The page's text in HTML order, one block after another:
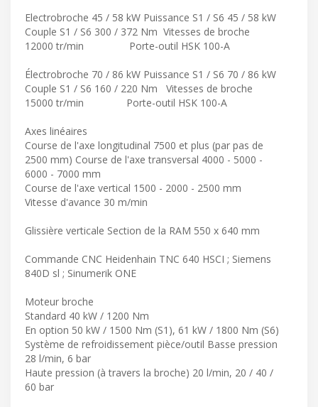
Electrobroche 45 / 58 kW Puissance S1 / S6 45 / 58 kW
Couple S1 / S6 300 / 372 Nm Vitesses de broche
12000 tr/min Porte-outil HSK 100-A
Électrobroche 70 / 86 kW Puissance S1 / S6 70 / 86 kW
Couple S1 / S6 160 / 220 Nm Vitesses de broche
15000 tr/min Porte-outil HSK 100-A
Axes linéaires
Course de l'axe longitudinal 7500 et plus (par pas de
2500 mm) Course de l'axe transversal 4000 - 5000 -
6000 - 7000 mm
Course de l'axe vertical 1500 - 2000 - 2500 mm
Vitesse d'avance 30 m/min
Glissière verticale Section de la RAM 550 x 640 mm
Commande CNC Heidenhain TNC 640 HSCI ; Siemens
840D sl ; Sinumerik ONE
Moteur broche
Standard 40 kW / 1200 Nm
En option 50 kW / 1500 Nm (S1), 61 kW / 1800 Nm (S6)
Système de refroidissement pièce/outil Basse pression
28 l/min, 6 bar
Haute pression (à travers la broche) 20 l/min, 20 / 40 /
60 bar